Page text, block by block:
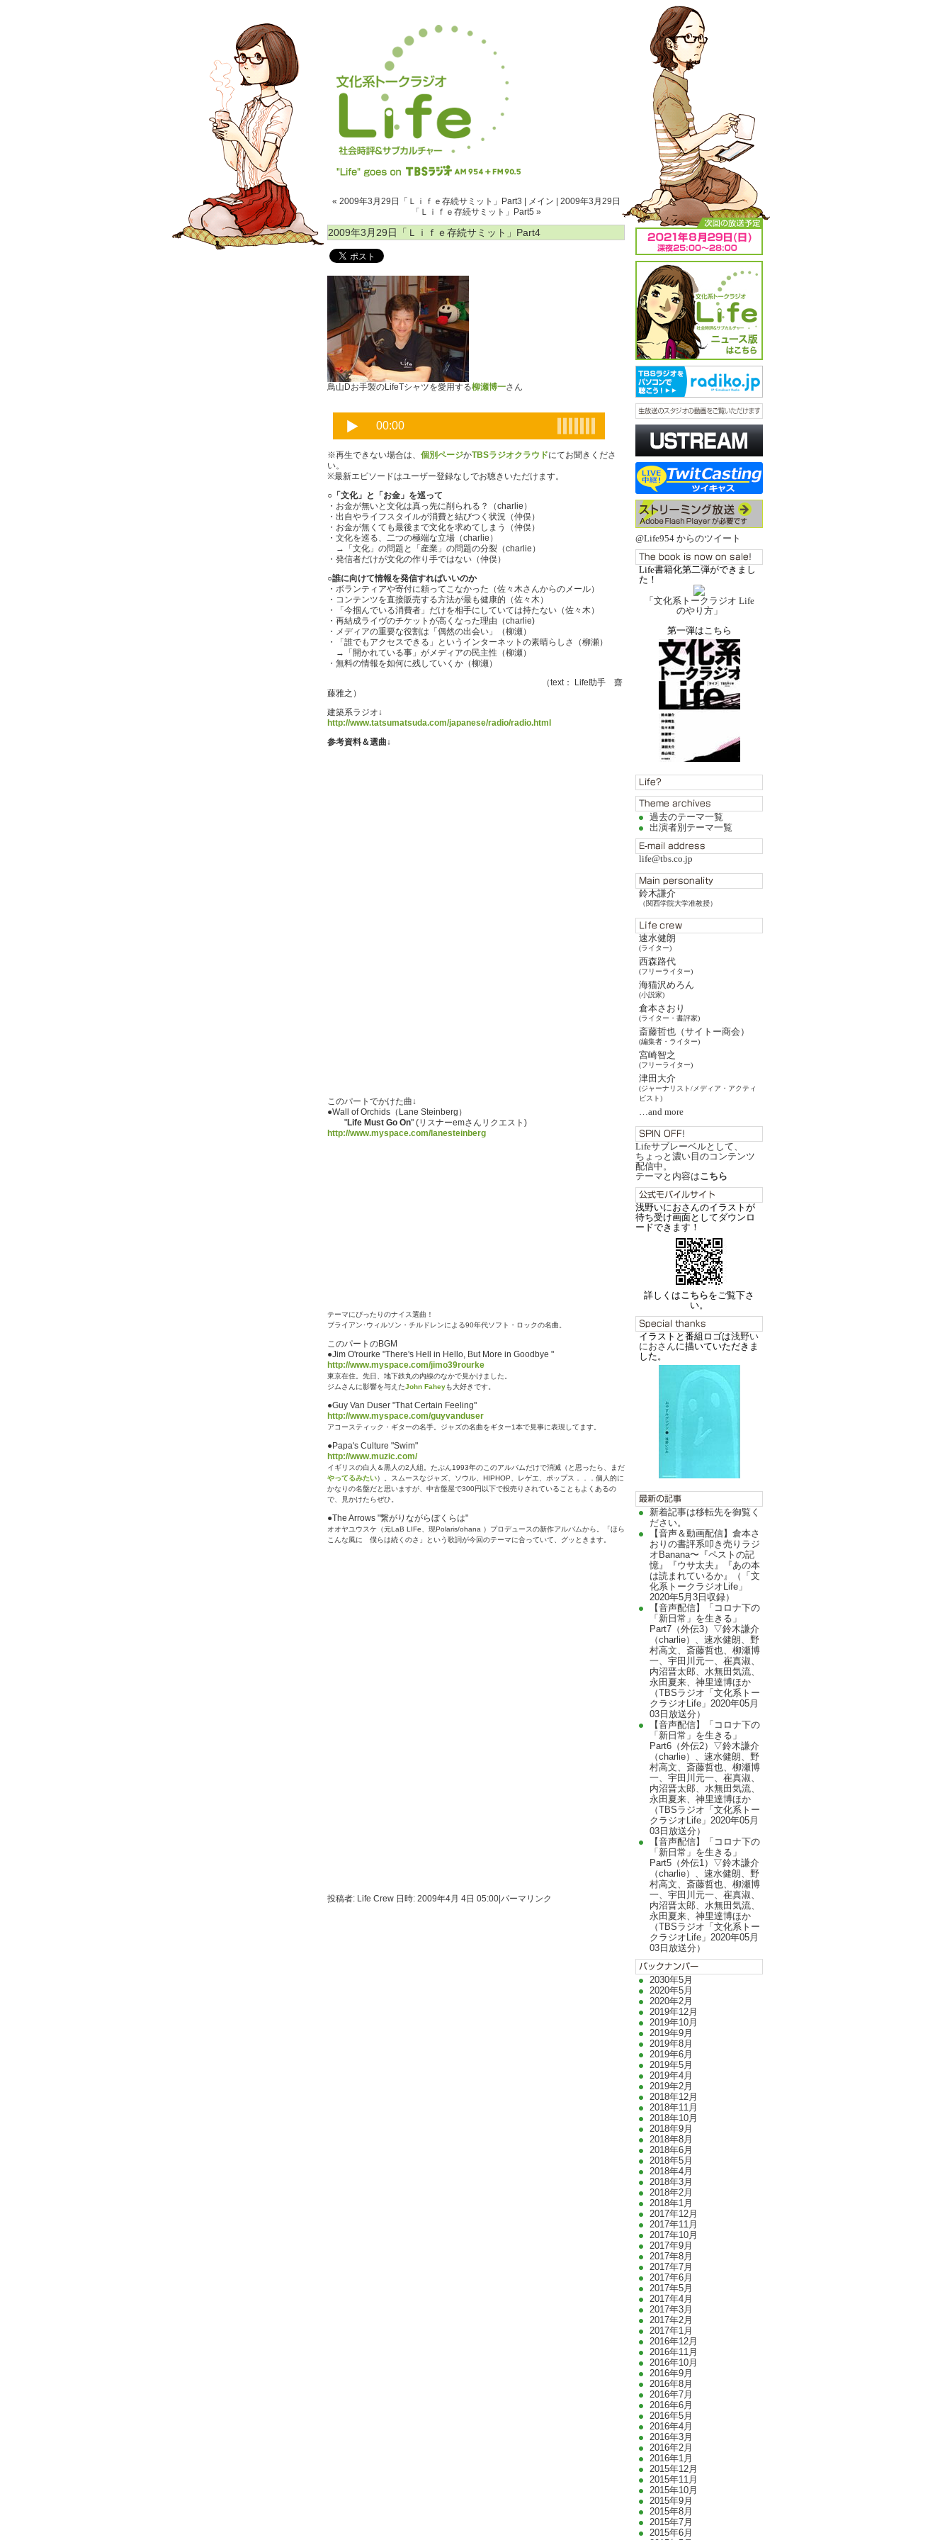
@Life954 からのツイート
Life書籍化第二弾ができまし
た！
「文化系トークラジオ Life
のやり方」
第一弾はこちら
過去のテーマ一覧
出演者別テーマ一覧
life@tbs.co.jp
鈴木謙介
（関西学院大学准教授）
速水健朗
(ライター)
西森路代
(フリーライター)
海猫沢めろん
(小説家)
倉本さおり
(ライター・書評家)
斎藤哲也（サイトー商会）
(編集者・ライター)
宮崎智之
(フリーライター)
津田大介
(ジャーナリスト/メディア・アクティ
ビスト)
…and more
Lifeサブレーベルとして、
ちょっと濃い目のコンテンツ
配信中。
テーマと内容はこちら
浅野いにおさんのイラストが
待ち受け画面としてダウンロ
ードできます！
詳しくはこちらをご覧下さ
い。
イラストと番組ロゴは浅野い
におさんに描いていただきま
した。
新着記事は移転先を御覧く
ださい。
【音声＆動画配信】倉本さ
おりの書評系叩き売りラジ
オBanana〜『ペストの記
憶』『ウサ太夫』『あの本
は読まれているか』（「文
化系トークラジオLife」
2020年5月3日収録）
【音声配信】「コロナ下の
「新日常」を生きる」
Part7（外伝3）▽鈴木謙介
（charlie）、速水健朗、野
村高文、斎藤哲也、柳瀬博
一、宇田川元一、崔真淑、
内沼晋太郎、水無田気流、
永田夏来、神里達博ほか
（TBSラジオ「文化系トー
クラジオLife」2020年05月
03日放送分）
【音声配信】「コロナ下の
「新日常」を生きる」
Part6（外伝2）▽鈴木謙介
（charlie）、速水健朗、野
村高文、斎藤哲也、柳瀬博
一、宇田川元一、崔真淑、
内沼晋太郎、水無田気流、
永田夏来、神里達博ほか
（TBSラジオ「文化系トー
クラジオLife」2020年05月
03日放送分）
【音声配信】「コロナ下の
「新日常」を生きる」
Part5（外伝1）▽鈴木謙介
（charlie）、速水健朗、野
村高文、斎藤哲也、柳瀬博
一、宇田川元一、崔真淑、
内沼晋太郎、水無田気流、
永田夏来、神里達博ほか
（TBSラジオ「文化系トー
クラジオLife」2020年05月
03日放送分）
2030年5月
2020年5月
2020年2月
2019年12月
2019年10月
2019年9月
2019年8月
2019年6月
2019年5月
2019年4月
2019年2月
2018年12月
2018年11月
2018年10月
2018年9月
2018年8月
2018年6月
2018年5月
2018年4月
2018年3月
2018年2月
2018年1月
2017年12月
2017年11月
2017年10月
2017年9月
2017年8月
2017年7月
2017年6月
2017年5月
2017年4月
2017年3月
2017年2月
2017年1月
2016年12月
2016年11月
2016年10月
2016年9月
2016年8月
2016年7月
2016年6月
2016年5月
2016年4月
2016年3月
2016年2月
2016年1月
2015年12月
2015年11月
2015年10月
2015年9月
2015年8月
2015年7月
2015年6月
« 2009年3月29日「Ｌｉｆｅ存続サミット」Part3 メイン
2009年3月29日
「Ｌｉｆｅ存続サミット」Part5 »
2009年3月29日「Ｌｉｆｅ存続サミット」Part4
鳥山Dお手製のLifeTシャツを愛用する柳瀬博一さん
※再生できない場合は、 個別ページかTBSラジオクラウドにてお聞きくださ
い。
※最新エピソードはユーザー登録なしでお聴きいただけます。
○「文化」と「お金」を巡って
・お金が無いと文化は真っ先に削られる？（charlie）
・出自やライフスタイルが消費と結びつく状況（仲俣）
・お金が無くても最後まで文化を求めてしまう（仲俣）
・文化を巡る、二つの極端な立場（charlie）
→「文化」の問題と「産業」の問題の分裂（charlie）
・発信者だけが文化の作り手ではない（仲俣）
○誰に向けて情報を発信すればいいのか
・ボランティアや寄付に頼ってこなかった（佐々木さんからのメール）
・コンテンツを直接販売する方法が最も健康的（佐々木）
・「今掴んでいる消費者」だけを相手にしていては持たない（佐々木）
・再結成ライヴのチケットが高くなった理由（charlie)
・メディアの重要な役割は「偶然の出会い」（柳瀬）
・「誰でもアクセスできる」というインターネットの素晴らしさ（柳瀬）
→「開かれている事」がメディアの民主性（柳瀬）
・無料の情報を如何に残していくか（柳瀬）
（text： Life助手 齋
藤雅之）
建築系ラジオ↓
http://www.tatsumatsuda.com/japanese/radio/radio.html
参考資料＆選曲↓
このパートでかけた曲↓
●Wall of Orchids（Lane Steinberg）
"Life Must Go On" (リスナーemさんリクエスト)
http://www.myspace.com/lanesteinberg
テーマにぴったりのナイス選曲！
ブライアン･ウィルソン・チルドレンによる90年代ソフト・ロックの名曲。
このパートのBGM
●Jim O'rourke "There's Hell in Hello, But More in Goodbye "
http://www.myspace.com/jimo39rourke
東京在住。先日、地下鉄丸の内線のなかで見かけました。
ジムさんに影響を与えたJohn Faheyも大好きです。
●Guy Van Duser "That Certain Feeling"
http://www.myspace.com/guyvanduser
アコースティック・ギターの名手。ジャズの名曲をギター1本で見事に表現してます。
●Papa's Culture "Swim"
http://www.muzic.com/
イギリスの白人＆黒人の2人組。たぶん1993年のこのアルバムだけで消滅（と思ったら、まだ
やってるみたい）。スムースなジャズ、ソウル、HIPHOP、レゲエ、ポップス．．．個人的に
かなりの名盤だと思いますが、中古盤屋で300円以下で投売りされていることもよくあるの
で、見かけたらぜひ。
●The Arrows "繋がりながらぼくらは"
オオヤユウスケ（元LaB LIFe、現Polaris/ohana ）プロデュースの新作アルバムから。「ほら
こんな風に 僕らは続くのさ」という歌詞が今回のテーマに合っていて、グッときます。
投稿者: Life Crew 日時: 2009年4月 4日 05:00 パーマリンク